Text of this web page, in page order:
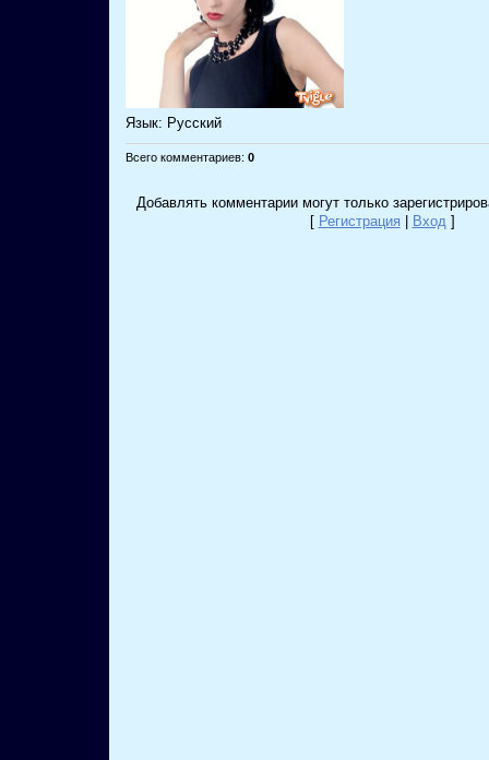
Язык: Русский
Всего комментариев: 0
Добавлять комментарии могут только
[ Регистрация | Вход ]